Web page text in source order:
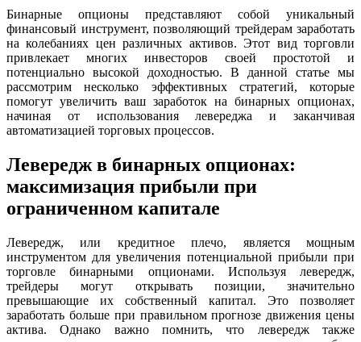
Бинарные опционы представляют собой уникальный
финансовый инструмент, позволяющий трейдерам заработать
на колебаниях цен различных активов. Этот вид торговли
привлекает многих инвесторов своей простотой и
потенциально высокой доходностью. В данной статье мы
рассмотрим несколько эффективных стратегий, которые
помогут увеличить ваш заработок на бинарных опционах,
начиная от использования левереджа и заканчивая
автоматизацией торговых процессов.
Левередж в бинарных опционах:
максимизация прибыли при
ограниченном капитале
Левередж, или кредитное плечо, является мощным
инструментом для увеличения потенциальной прибыли при
торговле бинарными опционами. Используя левередж,
трейдеры могут открывать позиции, значительно
превышающие их собственный капитал. Это позволяет
заработать больше при правильном прогнозе движения цены
актива. Однако важно помнить, что левередж также